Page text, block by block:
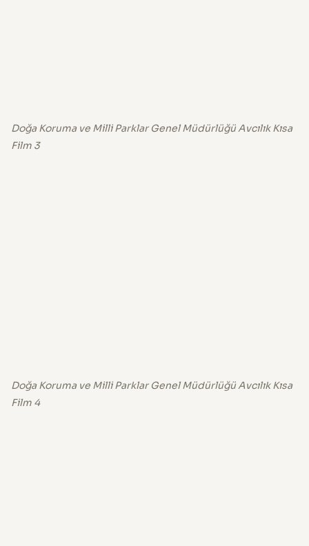
Doğa Koruma ve Milli Parklar Genel Müdürlüğü Avcılık Kısa
Film 3
Doğa Koruma ve Milli Parklar Genel Müdürlüğü Avcılık Kısa
Film 4